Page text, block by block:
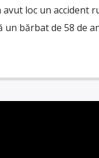
avut loc un accident
un bărbat de 58 de